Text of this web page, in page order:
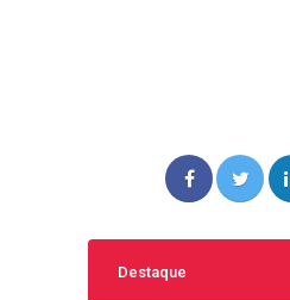
Destaque